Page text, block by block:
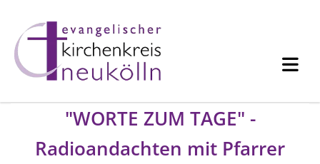
"WORTE ZUM TAGE" -
Radioandachten mit Pfarrer